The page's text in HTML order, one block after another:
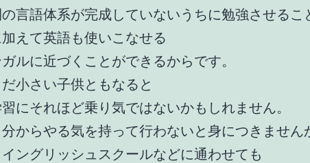
言語体系が完成していないうちに勉強させるこ
加えて英語も使いこなせる
ルに近づくことができるからです。
小さい子供ともなると
にそれほど乗り気ではないかもしれません。
からやる気を持って行わないと身につきません
ングリッシュスクールなどに通わせても